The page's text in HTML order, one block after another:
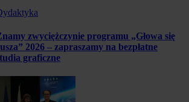
zwyciężczynie programu „Głowa się
2026 – zapraszamy na bezpłatne
graficzne